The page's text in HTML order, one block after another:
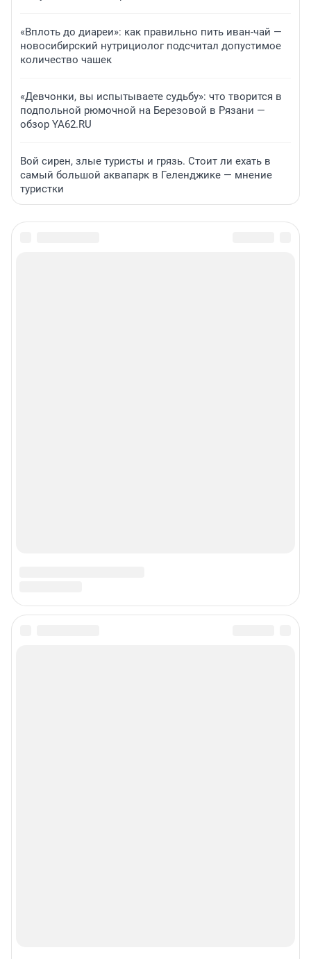
«Вплоть до диареи»: как правильно пить иван-чай —
новосибирский нутрициолог подсчитал допустимое
количество чашек
«Девчонки, вы испытываете судьбу»: что творится в
подпольной рюмочной на Березовой в Рязани —
обзор YA62.RU
Вой сирен, злые туристы и грязь. Стоит ли ехать в
самый большой аквапарк в Геленджике — мнение
туристки